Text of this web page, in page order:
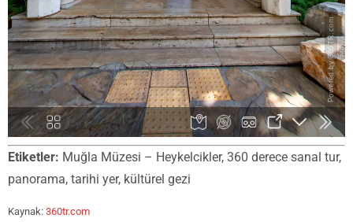
Etiketler: Muğla Müzesi – Heykelcikler, 360 derece sanal tur,
panorama, tarihi yer, kültürel gezi
Kaynak: 360tr.com